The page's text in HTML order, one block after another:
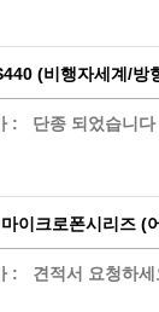
(비행자세계/방
: 단종 되었습니다
이크로폰시리즈 (
: 견적서 요청하세